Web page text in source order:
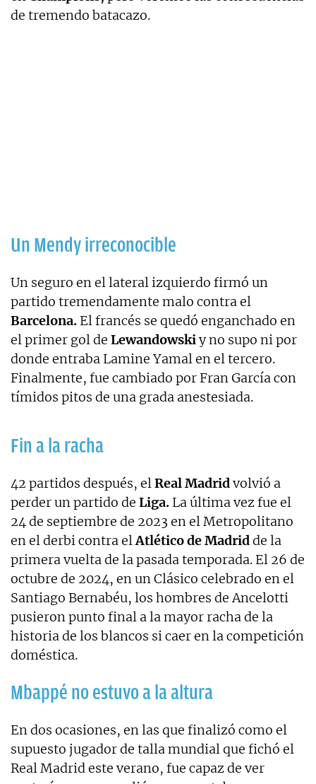
de tremendo batacazo.
Un Mendy irreconocible
Un seguro en el lateral izquierdo firmó un
partido tremendamente malo contra el
Barcelona. El francés se quedó enganchado en
el primer gol de Lewandowskiy no supo ni por
donde entraba Lamine Yamal en el tercero.
Finalmente, fue cambiado por Fran García con
tímidos pitos de una grada anestesiada.
Fin a la racha
42 partidos después, elReal Madridvolvió a
perder un partido de Liga. La última vez fue el
24 de septiembre de 2023 en el Metropolitano
en el derbi contra elAtlético de Madridde la
primera vuelta de la pasada temporada. El 26 de
octubre de 2024, en un Clásico celebrado en el
Santiago Bernabéu, los hombres de Ancelotti
pusieron punto final a la mayor racha de la
historia de los blancos si caer en la competición
doméstica.
Mbappé no estuvo a la altura
En dos ocasiones, en las que finalizó como el
supuesto jugador de talla mundial que fichó el
Real Madrid este verano, fue capaz de ver